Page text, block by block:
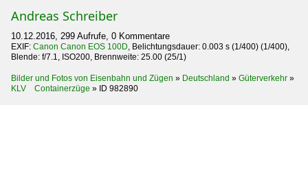
Andreas Schreiber
10.12.2016, 299 Aufrufe, 0 Kommentare
EXIF: Canon Canon EOS 100D, Belichtungsdauer: 0.003 s (1/400) (1/400),
Blende: f/7.1, ISO200, Brennweite: 25.00 (25/1)
Bilder und Fotos von Eisenbahn und Zügen » Deutschland » Güterverkehr »
KLV Containerzüge » ID 982890